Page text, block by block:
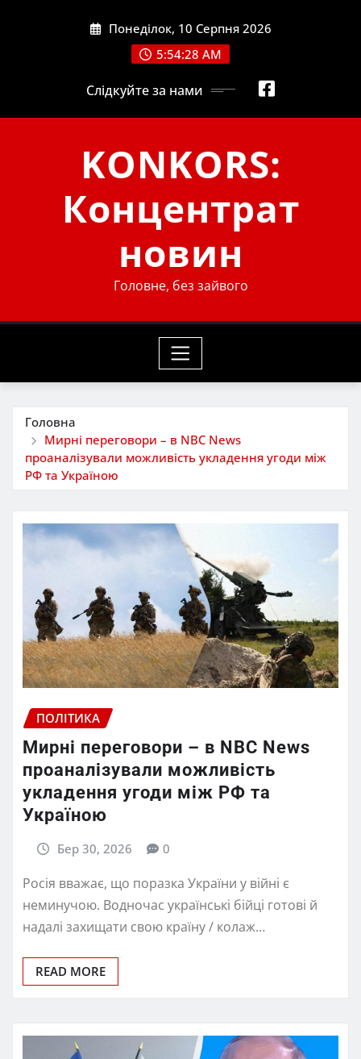
Понеділок, 10 Серпня 2026
5:54:29 AM
Слідкуйте за нами
KONKORS:
Концентрат
новин
Головне, без зайвого
Головна
Мирні переговори – в NBC News
проаналізували можливість укладення угоди між
РФ та Україною
ПОЛІТИКА
Мирні переговори – в NBC News
проаналізували можливість
укладення угоди між РФ та
Україною
Бер 30, 2026 0
Росія вважає, що поразка України у війні є
неминучою. Водночас українські бійці готові й
надалі захищати свою країну / колаж…
READ MORE